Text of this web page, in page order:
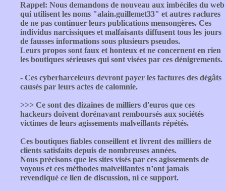
Rappel: Nous demandons de nouveau aux imbéciles du web
qui utilisent les noms "alain.guillemet33" et autres raclures
de ne pas continuer leurs publications mensongères. Ces
individus narcissiques et malfaisants diffusent tous les jours
de fausses informations sous plusieurs pseudos.
Leurs propos sont faux et honteux et ne concernent en rien
les boutiques sérieuses qui sont visées par ces dénigrements.
- Ces cyberharceleurs devront payer les factures des dégâts
causés par leurs actes de calomnie.
>>> Ce sont des dizaines de milliers d'euros que ces
hackeurs doivent dorénavant remboursés aux sociétés
victimes de leurs agissements malveillants répétés.
Ces boutiques fiables conseillent et livrent des milliers de
clients satisfaits depuis de nombreuses années.
Nous précisons que les sites visés par ces agissements de
voyous et ces méthodes malveillantes n’ont jamais
revendiqué ce lien de discussion, ni ce support.